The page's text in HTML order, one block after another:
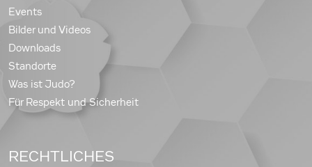
Events
Bilder und Videos
Downloads
Standorte
Was ist Judo?
Für Respekt und Sicherheit
RECHTLICHES